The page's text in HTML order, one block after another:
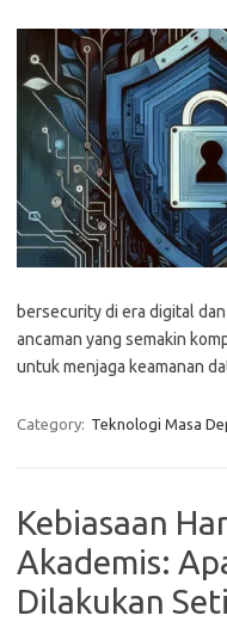
bersecurity di era digital
ancaman yang semakin
untuk menjaga keamanan
Category: Teknologi Masa
Kebiasaan
Akademis:
Dilakukan